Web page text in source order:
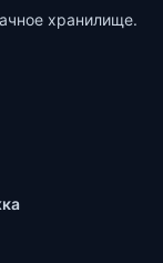
хранилище.